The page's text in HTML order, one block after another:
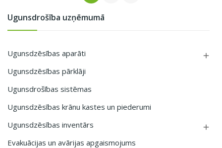
Ugunsdrošība uzņēmumā
Ugunsdzēsības aparāti 
Ugunsdzēsības pārklāji
Ugunsdrošības sistēmas
Ugunsdzēsības krānu kastes un piederumi
Ugunsdzēsības inventārs

Evakuācijas un avārijas apgaismojums